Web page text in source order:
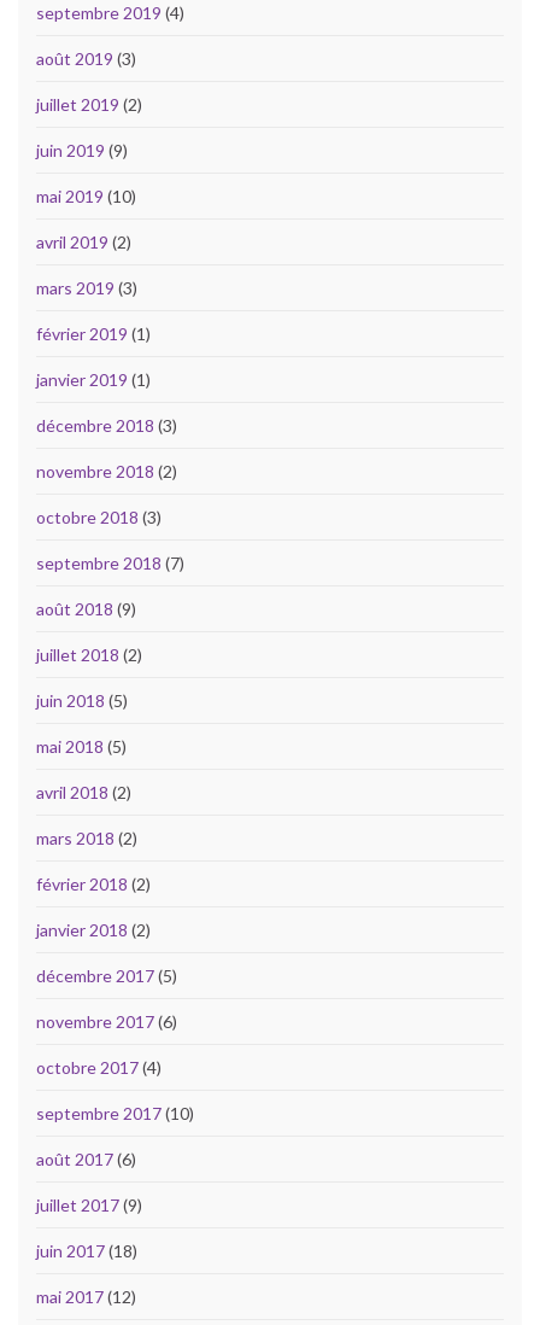
septembre 2019 (4)
août 2019 (3)
juillet 2019 (2)
juin 2019 (9)
mai 2019 (10)
avril 2019 (2)
mars 2019 (3)
février 2019 (1)
janvier 2019 (1)
décembre 2018 (3)
novembre 2018 (2)
octobre 2018 (3)
septembre 2018 (7)
août 2018 (9)
juillet 2018 (2)
juin 2018 (5)
mai 2018 (5)
avril 2018 (2)
mars 2018 (2)
février 2018 (2)
janvier 2018 (2)
décembre 2017(5)
novembre 2017(6)
octobre 2017(4)
septembre 2017(10)
août 2017(6)
juillet 2017(9)
juin 2017(18)
mai 2017(12)